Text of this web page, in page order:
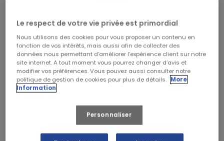
SC JOHNSON PROFESSIONAL
Crème hydratante main et visage
Stokolan® - SC JOHNSON PROFESSIONAL
Le respect de votre vie privée est primordial
Nous utilisons des cookies pour vous proposer un contenu en
fonction de vos intérêts, mais aussi afin de collecter des
données nous permettant d’améliorer l’expérience client sur notre
site internet. A tout moment vous pourrez changer d’avis et
modifier vos préférences. Vous pouvez aussi consulter notre
politique de gestion de cookies pour plus de détails. More
Information
Personnaliser